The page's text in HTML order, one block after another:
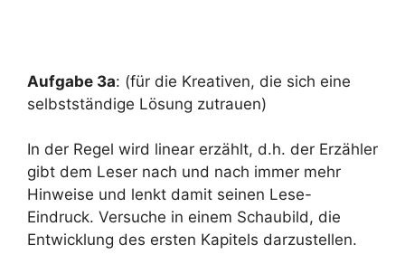
Aufgabe 3a: (für die Kreativen, die sich eine
selbstständige Lösung zutrauen)
In der Regel wird linear erzählt, d.h. der Erzähler
gibt dem Leser nach und nach immer mehr
Hinweise und lenkt damit seinen Lese-
Eindruck. Versuche in einem Schaubild, die
Entwicklung des ersten Kapitels darzustellen.